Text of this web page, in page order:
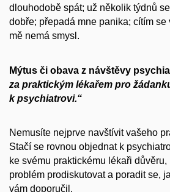
dlouhodobě spát; už několik týdnů
dobře; přepadá mne panika; cítím se
mě nemá smysl.
Mýtus či obava z návštěvy
za praktickým lékařem pro
k psychiatrovi.“
Nemusíte nejprve navštívit vašeho
Stačí se rovnou objednat k
ke svému praktickému lékaři
problém prodiskutovat a poradit se,
vám doporučil.